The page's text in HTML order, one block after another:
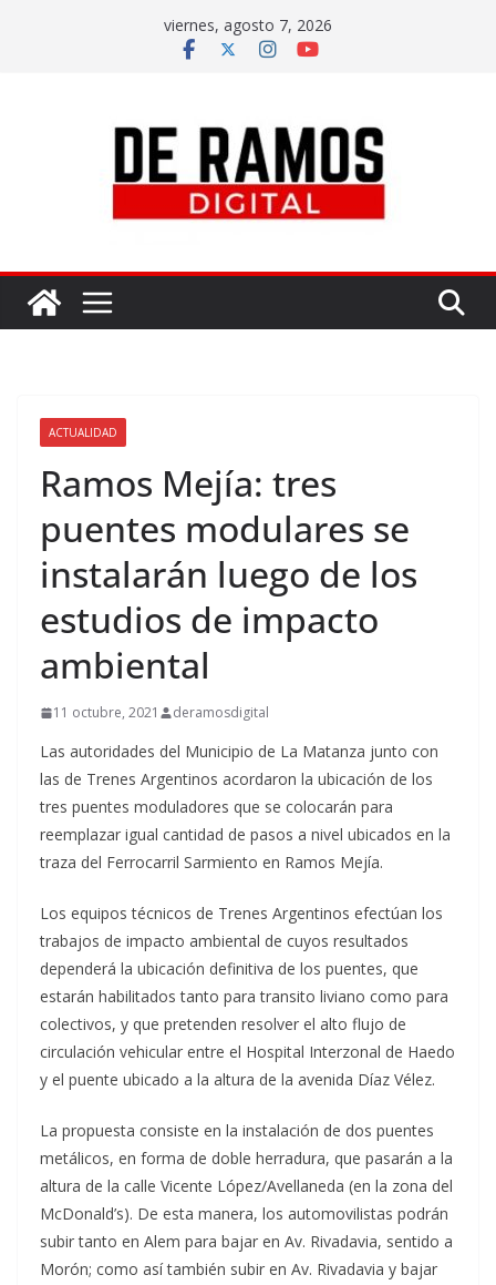
viernes, agosto 7, 2026
ACTUALIDAD
Ramos Mejía: tres
puentes modulares se
instalarán luego de los
estudios de impacto
ambiental
11 octubre, 2021 deramosdigital
Las autoridades del Municipio de La Matanza junto con
las de Trenes Argentinos acordaron la ubicación de los
tres puentes moduladores que se colocarán para
reemplazar igual cantidad de pasos a nivel ubicados en la
traza del Ferrocarril Sarmiento en Ramos Mejía.
Los equipos técnicos de Trenes Argentinos efectúan los
trabajos de impacto ambiental de cuyos resultados
dependerá la ubicación definitiva de los puentes, que
estarán habilitados tanto para transito liviano como para
colectivos, y que pretenden resolver el alto flujo de
circulación vehicular entre el Hospital Interzonal de Haedo
y el puente ubicado a la altura de la avenida Díaz Vélez.
La propuesta consiste en la instalación de dos puentes
metálicos, en forma de doble herradura, que pasarán a la
altura de la calle Vicente López/Avellaneda (en la zona del
McDonald’s). De esta manera, los automovilistas podrán
subir tanto en Alem para bajar en Av. Rivadavia, sentido a
Morón; como así también subir en Av. Rivadavia y bajar